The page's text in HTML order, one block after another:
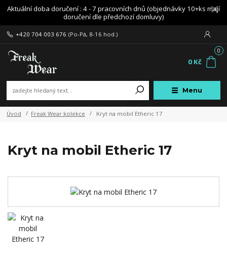
Aktuální doba doručení : 4 - 7 pracovních dnů (objednávky 10+ks mají
doručení dle předchozí domluvy)
Menu
+420 704 003 676 (Po-Pá, 8-16 hod.)
0
0 Kč
Úvod Freak Wear kolekce Kryt na mobil Etheric 17
Kryt na mobil Etheric 17